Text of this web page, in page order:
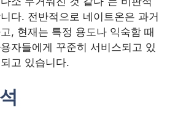
다. 전반적으로 네이트온은 과거
, 현재는 특정 용도나 익숙함 때
자들에게 꾸준히 서비스되고 있
고 있습니다.